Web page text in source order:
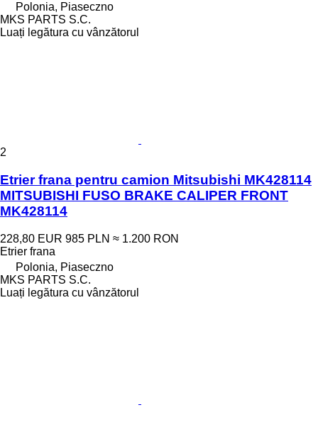
Polonia, Piaseczno
MKS PARTS S.C.
Luați legătura cu vânzătorul
2
Etrier frana pentru camion Mitsubishi MK428114
MITSUBISHI FUSO BRAKE CALIPER FRONT
MK428114
228,80 EUR 985 PLN ≈ 1.200 RON
Etrier frana
Polonia, Piaseczno
MKS PARTS S.C.
Luați legătura cu vânzătorul